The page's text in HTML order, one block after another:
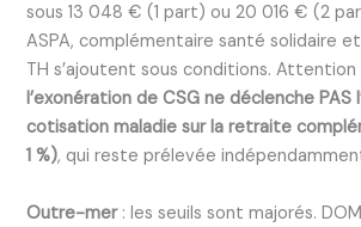
sous 13 048 € (1 part) ou 20 016 € (2
ASPA, complémentaire santé solidaire
TH s’ajoutent sous conditions.
l’exonération de CSG ne déclenche PAS
cotisation maladie sur la retraite
1 %), qui reste prélevée
Outre-mer: les seuils sont majorés.